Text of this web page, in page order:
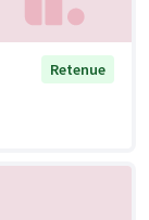
Retenue